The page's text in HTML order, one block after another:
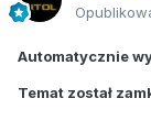
Automatycznie
Temat został